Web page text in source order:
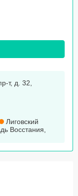
т, д. 32,
Лиговский
Восстания,